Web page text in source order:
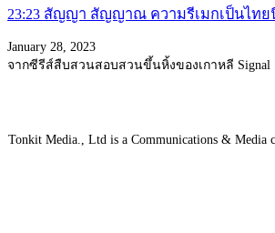
23:23 สัญญา สัญญาณ ความรีเมกเป็นไทย
January 28, 2023
จากซีรีส์สืบสวนสอบสวนขึ้นหิ้งของเกาหลี
Tonkit Media., Ltd is a Communications & Media